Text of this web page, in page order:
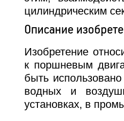
цилиндрическим
Описание
Изобретение
к поршневым
быть
водных и
установках, в